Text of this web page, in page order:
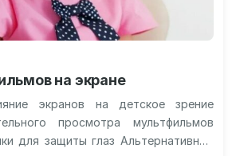
на экране
экранов на детское зрение
просмотра мультфильмов
для защиты глаз Альтернативные